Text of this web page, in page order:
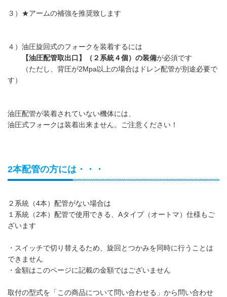
３）★アームの補強を推奨致します
４）油圧旋回式のフォークを装着するには
【油圧配管取出口】（２系統４個）の装備が必須です
（ただし、背圧が2Mpa以上の場合はドレン配管が別途必要で
す）
油圧配管が装着されていない機体には、
油圧式フォークは装着出来ません。ご注意ください！
2本配管の方には・・・
２系統（4本）配管がない場合は
１系統（2本）配管で使用できる、Aタイプ（オートマ）仕様もご
ざいます
・スイッチで切り替えるため、旋回とつかみを同時に行うことは
できません
・金額はこのページに記載の金額ではございません
取付の型式を「この商品について問い合わせる」から問い合わせ